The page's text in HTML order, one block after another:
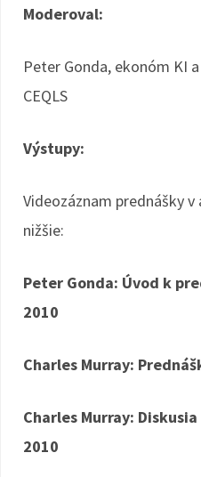
Moderoval:
Peter Gonda, ekonóm KI
CEQLS
Výstupy:
Videozáznam prednášky
nižšie:
Peter Gonda: Úvod k
2010
Charles Murray:
Charles Murray:
2010